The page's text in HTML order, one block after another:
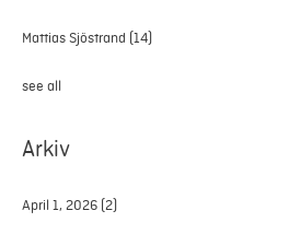
Mattias Sjöstrand (14)
see all
Arkiv
April 1, 2026 (2)